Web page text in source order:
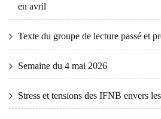
en avril
Texte du groupe de lecture passé et
Semaine du 4 mai 2026
Stress et tensions des IFNB envers